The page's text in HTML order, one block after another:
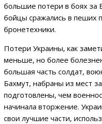
большие потери в боях за
бойцы сражались в пеших
бронетехники.
Потери Украины, как
меньше, но более
большая часть солдат,
Бахмут, набраны из мест
подготовлены, чем
начинала вторжение.
свои лучшие части,